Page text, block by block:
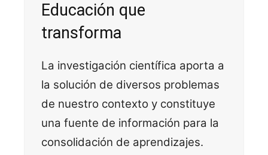
Educación que
transforma
La investigación científica aporta a
la solución de diversos problemas
de nuestro contexto y constituye
una fuente de información para la
consolidación de aprendizajes.